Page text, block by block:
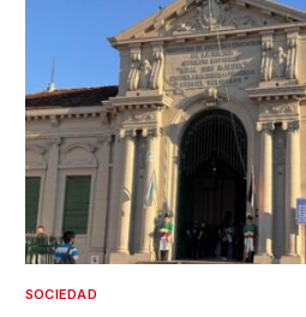
SOCIEDAD